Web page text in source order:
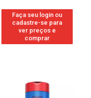
Faça seu login ou
cadastre-se para
ver preços e
comprar